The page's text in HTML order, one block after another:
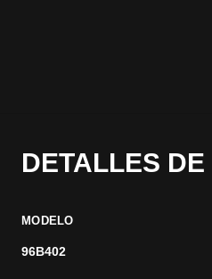
DETALLES
MODELO
96B402